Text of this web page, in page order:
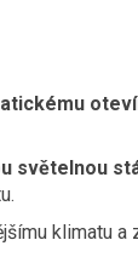
světelnou
klimatu a